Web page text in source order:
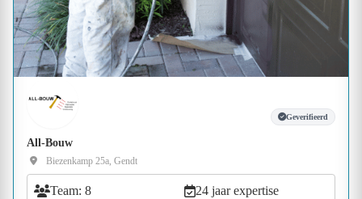
Geverifieerd
All-Bouw
Biezenkamp 25a, Gendt
Team: 8 24 jaar expertise